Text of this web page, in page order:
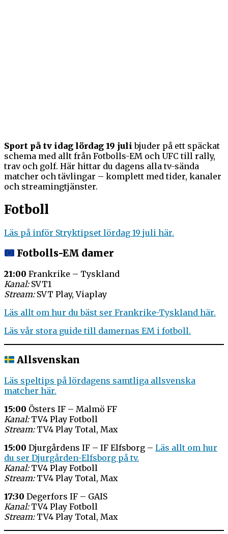
Sport på tv idag lördag 19 juli bjuder på ett späckat
schema med allt från Fotbolls-EM och UFC till rally,
trav och golf. Här hittar du dagens alla tv-sända
matcher och tävlingar – komplett med tider, kanaler
och streamingtjänster.
Fotboll
Läs på inför Stryktipset lördag 19 juli här.
Fotbolls-EM damer
21:00 Frankrike – Tyskland
Kanal:SVT1
Stream:SVT Play, Viaplay
Läs allt om hur du bäst ser Frankrike-Tyskland här.
Läs vår stora guide till damernas EM i fotboll.
Allsvenskan
Läs speltips på lördagens samtliga allsvenska
matcher här.
15:00 Östers IF – Malmö FF
Kanal:TV4 Play Fotboll
Stream:TV4 Play Total, Max
15:00 Djurgårdens IF – IF Elfsborg – Läs allt om hur
du ser Djurgården-Elfsborg på tv.
Kanal:TV4 Play Fotboll
Stream:TV4 Play Total, Max
17:30 Degerfors IF – GAIS
Kanal:TV4 Play Fotboll
Stream:TV4 Play Total, Max